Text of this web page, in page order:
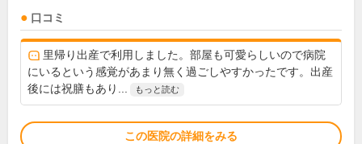
口コミ
里帰り出産で利用しました。部屋も可愛らしいので病院
にいるという感覚があまり無く過ごしやすかったです。出産
後には祝膳もあり...
もっと読む
この医院の詳細をみる